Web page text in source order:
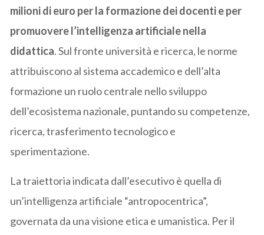
milioni di euro per la formazione dei docenti e per
promuovere l’intelligenza artificiale nella
didattica. Sul fronte università e ricerca, le norme
attribuiscono al sistema accademico e dell’alta
formazione un ruolo centrale nello sviluppo
dell’ecosistema nazionale, puntando su competenze,
ricerca, trasferimento tecnologico e
sperimentazione.
La traiettoria indicata dall’esecutivo è quella di
un’intelligenza artificiale “antropocentrica”,
governata da una visione etica e umanistica. Per il